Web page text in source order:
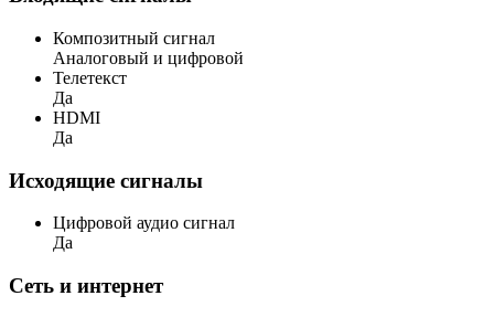
Композитный сигнал
Аналоговый и цифровой
Телетекст
Да
HDMI
Да
Исходящие сигналы
Цифровой аудио сигнал
Да
Сеть и интернет